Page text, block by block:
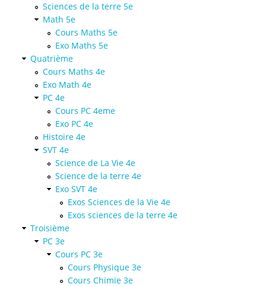
Sciences de la terre 5e
Math 5e
Cours Maths 5e
Exo Maths 5e
Quatrième
Cours Maths 4e
Exo Math 4e
PC 4e
Cours PC 4eme
Exo PC 4e
Histoire 4e
SVT 4e
Science de La Vie 4e
Science de la terre 4e
Exo SVT 4e
Exos Sciences de la Vie 4e
Exos sciences de la terre 4e
Troisième
PC 3e
Cours PC 3e
Cours Physique 3e
Cours Chimie 3e